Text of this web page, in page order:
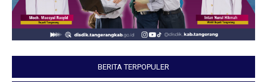
BERITA TERPOPULER